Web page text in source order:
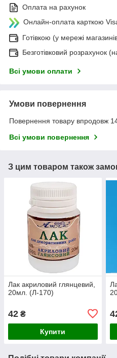
Оплата на рахунок
Онлайн-оплата карткою
Готівкою (у мережі
Безготівковий розрахунок
Всі умови оплати
Умови повернення
Повернення товару впродовж
Всі умови повернення
З цим товаром також
Лак акриловий глянцевий,
20мл. (Л-170)
42 ₴
Купити